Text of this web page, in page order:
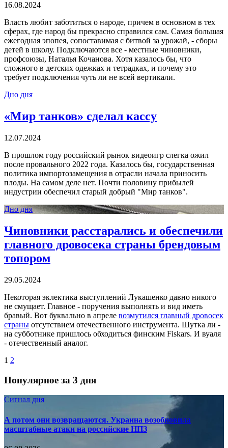
16.08.2024
Власть любит заботиться о народе, причем в основном в тех
сферах, где народ бы прекрасно справился сам. Самая большая
ежегодная эпопея, сопоставимая с битвой за урожай, - сборы
детей в школу. Подключаются все - местные чиновники,
профсоюзы, Наталья Кочанова. Хотя казалось бы, что
сложного в детских одежках и тетрадках, и почему это
требует подключения чуть ли не всей вертикали.
Дно дня
«Мир танков» сделал кассу
12.07.2024
В прошлом году российский рынок видеоигр слегка ожил
после провального 2022 года. Казалось бы, государственная
политика импортозамещения в отрасли начала приносить
плоды. На самом деле нет. Почти половину прибылей
индустрии обеспечил старый добрый "Мир танков".
Дно дня
Чиновники расстарались и обеспечили
главного дровосека страны брендовым
топором
29.05.2024
Некоторая эклектика выступлений Лукашенко давно никого
не смущает. Главное - поручения выполнять и вид иметь
бравый. Вот буквально в апреле возмутился главный дровосек
страны отсутствием отечественного инструмента. Шутка ли -
на субботнике пришлось обходиться финским Fiskars. И вуаля
- отечественный аналог.
1 2
Популярное за 3 дня
Сигнал дня
А потом они возвращаются. Украина возобновила
масштабные атаки на российские НПЗ